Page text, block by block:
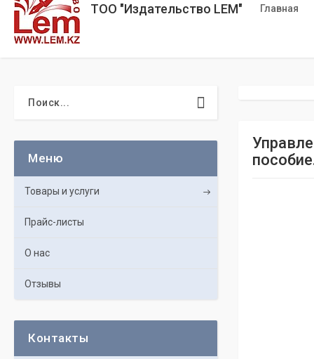
ТОО "Издательство LEM" Главная
Товары и услуги
Прайс-листы
О нас
Отзывы